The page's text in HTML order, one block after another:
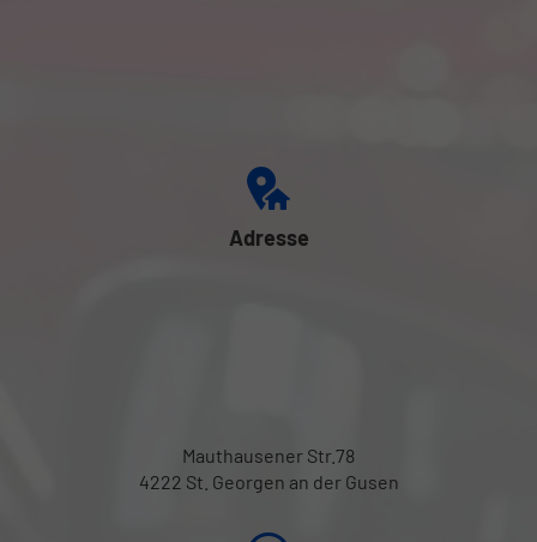
Adresse
Mauthausener Str.78
4222 St. Georgen an der Gusen